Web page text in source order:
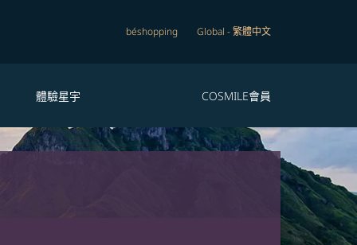
béshopping Global -繁體中文
體驗星宇 COSMILE會員